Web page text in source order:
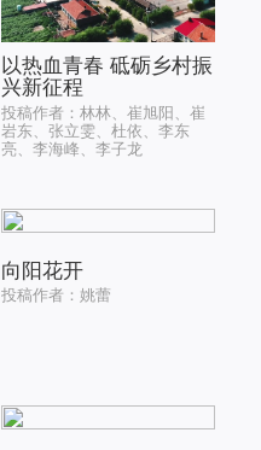
以热血青春 砥砺乡村振
兴新征程
投稿作者：林林、崔旭阳、崔
岩东、张立雯、杜依、李东
亮、李海峰、李子龙
向阳花开
投稿作者：姚蕾